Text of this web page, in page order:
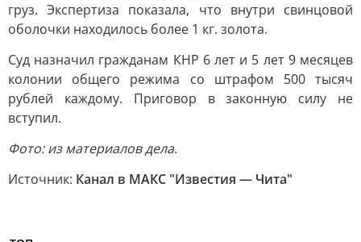
груз. Экспертиза показала, что внутри свинцовой
оболочки находилось более 1 кг. золота.
Суд назначил гражданам КНР 6 лет и 5 лет 9 месяцев
колонии общего режима со штрафом 500 тысяч
рублей каждому. Приговор в законную силу не
вступил.
Фото: из материалов дела.
Источник: Канал в МАКС "Известия — Чита"